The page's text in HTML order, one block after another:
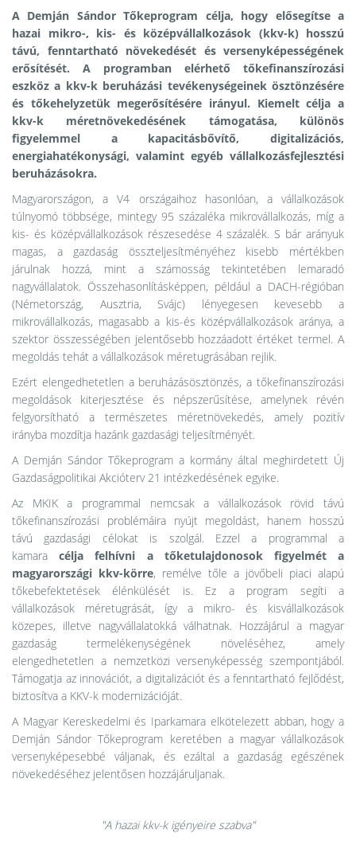
A Demján Sándor Tőkeprogram célja, hogy elősegítse a
hazai mikro-, kis- és középvállalkozások (kkv-k) hosszú
távú, fenntartható növekedését és versenyképességének
erősítését. A programban elérhető tőkefinanszírozási
eszköz a kkv-k beruházási tevékenységeinek ösztönzésére
és tőkehelyzetük megerősítésére irányul. Kiemelt célja a
kkv-k méretnövekedésének támogatása, különös
figyelemmel a kapacitásbővítő, digitalizációs,
energiahatékonysági, valamint egyéb vállalkozásfejlesztési
beruházásokra.
Magyarországon, a V4 országaihoz hasonlóan, a vállalkozások
túlnyomó többsége, mintegy 95 százaléka mikrovállalkozás, míg a
kis- és középvállalkozások részesedése 4 százalék. S bár arányuk
magas, a gazdaság összteljesítményéhez kisebb mértékben
járulnak hozzá, mint a számosság tekintetében lemaradó
nagyvállalatok. Összehasonlításképpen, például a DACH-régióban
(Németország, Ausztria, Svájc) lényegesen kevesebb a
mikrovállalkozás, magasabb a kis-és középvállalkozások aránya, a
szektor összességében jelentősebb hozzáadott értéket termel. A
megoldás tehát a vállalkozások méretugrásában rejlik.
Ezért elengedhetetlen a beruházásösztönzés, a tőkefinanszírozási
megoldások kiterjesztése és népszerűsítése, amelynek révén
felgyorsítható a természetes méretnövekedés, amely pozitív
irányba mozdítja hazánk gazdasági teljesítményét.
A Demján Sándor Tőkeprogram a kormány által meghirdetett Új
Gazdaságpolitikai Akcióterv 21 intézkedésének egyike.
Az MKIK a programmal nemcsak a vállalkozások rövid távú
tőkefinanszírozási problémáira nyújt megoldást, hanem hosszú
távú gazdasági célokat is szolgál. Ezzel a programmal a
kamaracélja felhívni a tőketulajdonosok figyelmét a
magyarországi kkv-körre, remélve tőle a jövőbeli piaci alapú
tőkebefektetések élénkülését is. Ez a program segíti a
vállalkozások méretugrását, így a mikro- és kisvállalkozások
közepes, illetve nagyvállalatokká válhatnak. Hozzájárul a magyar
gazdaság termelékenységének növeléséhez, amely
elengedhetetlen a nemzetközi versenyképesség szempontjából.
Támogatja az innovációt, a digitalizációt és a fenntartható fejlődést,
biztosítva a KKV-k modernizációját.
A Magyar Kereskedelmi és Iparkamara elkötelezett abban, hogy a
Demján Sándor Tőkeprogram keretében a magyar vállalkozások
versenyképesebbé váljanak, és ezáltal a gazdaság egészének
növekedéséhez jelentősen hozzájáruljanak.
"A hazai kkv-k igényeire szabva"